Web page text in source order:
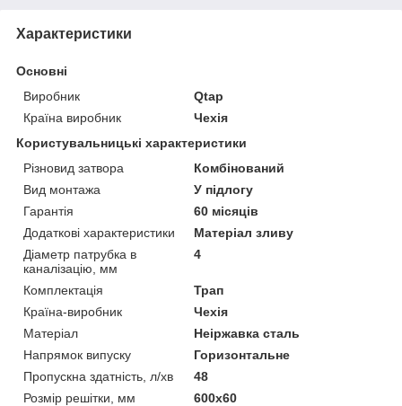
Характеристики
Основні
Виробник
Qtap
Країна виробник
Чехія
Користувальницькі характеристики
Різновид затвора
Комбінований
Вид монтажа
У підлогу
Гарантія
60 місяців
Додаткові характеристики
Матеріал зливу
Діаметр патрубка в
каналізацію, мм
4
Комплектація
Трап
Країна-виробник
Чехія
Матеріал
Неіржавка сталь
Напрямок випуску
Горизонтальне
Пропускна здатність, л/хв
48
Розмір решітки, мм
600х60